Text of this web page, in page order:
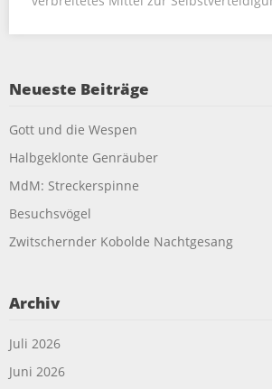
Neueste Beiträge
Gott und die Wespen
Halbgeklonte Genräuber
MdM: Streckerspinne
Besuchsvögel
Zwitschernder Kobolde Nachtgesang
Archiv
Juli 2026
Juni 2026